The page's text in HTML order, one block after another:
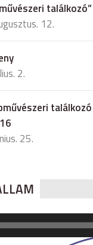
találkozó”
12.
2.
25.